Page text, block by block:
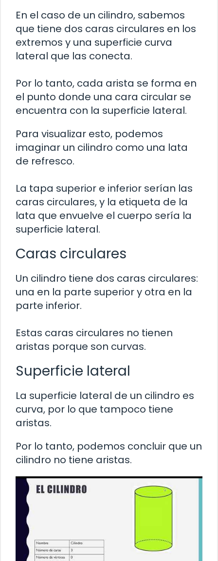
En el caso de un cilindro, sabemos
que tiene dos caras circulares en los
extremos y una superficie curva
lateral que las conecta.
Por lo tanto, cada arista se forma en
el punto donde una cara circular se
encuentra con la superficie lateral.
Para visualizar esto, podemos
imaginar un cilindro como una lata
de refresco.
La tapa superior e inferior serían las
caras circulares, y la etiqueta de la
lata que envuelve el cuerpo sería la
superficie lateral.
Caras circulares
Un cilindro tiene dos caras circulares:
una en la parte superior y otra en la
parte inferior.
Estas caras circulares no tienen
aristas porque son curvas.
Superficie lateral
La superficie lateral de un cilindro es
curva, por lo que tampoco tiene
aristas.
Por lo tanto, podemos concluir que un
cilindro no tiene aristas.